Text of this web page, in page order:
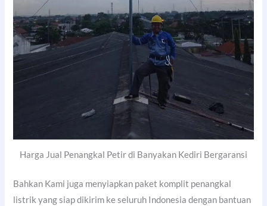
Harga Jual Penangkal Petir di Banyakan Kediri Bergaransi
Bahkan Kami juga menyiapkan paket komplit penangkal
listrik yang siap dikirim ke seluruh Indonesia dengan bantuan